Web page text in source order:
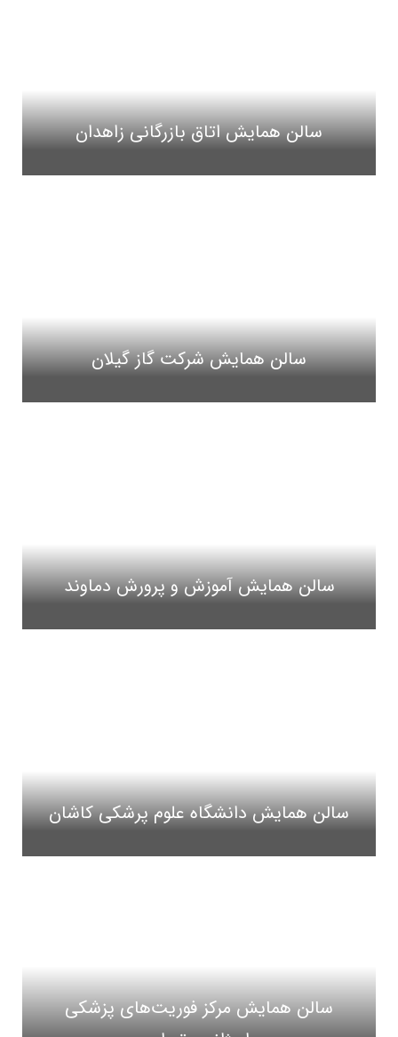
سالن همایش اتاق بازرگانی زاهدان
سالن همایش شرکت گاز گیلان
سالن همایش آموزش و پرورش دماوند
سالن همایش دانشگاه علوم پرشکی کاشان
سالن همایش مرکز فوریت‌های پزشکی